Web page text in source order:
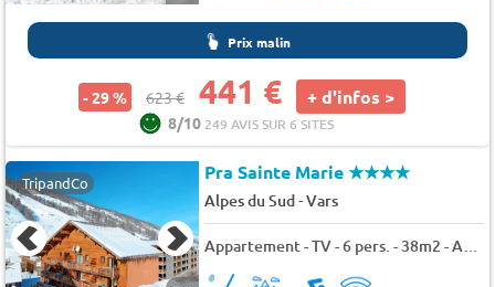
Prix malin
- 29 % 623 € 441 € + d'infos >
8/10 249 AVIS SUR 6 SITES
TripandCo Pra Sainte Marie★★★★
Alpes du Sud-Vars
Appartement - TV - 6 pers. - 38m2 - Animaux admis